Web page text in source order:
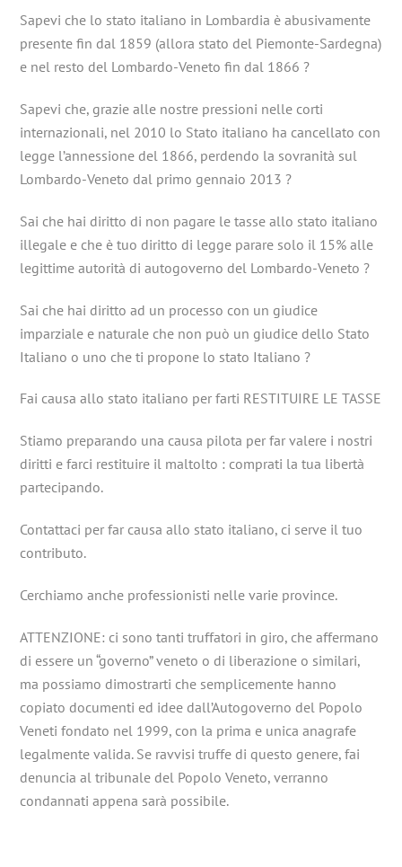
Sapevi che lo stato italiano in Lombardia è abusivamente
presente fin dal 1859 (allora stato del Piemonte-Sardegna)
e nel resto del Lombardo-Veneto fin dal 1866 ?
Sapevi che, grazie alle nostre pressioni nelle corti
internazionali, nel 2010 lo Stato italiano ha cancellato con
legge l’annessione del 1866, perdendo la sovranità sul
Lombardo-Veneto dal primo gennaio 2013 ?
Sai che hai diritto di non pagare le tasse allo stato italiano
illegale e che è tuo diritto di legge parare solo il 15% alle
legittime autorità di autogoverno del Lombardo-Veneto ?
Sai che hai diritto ad un processo con un giudice
imparziale e naturale che non può un giudice dello Stato
Italiano o uno che ti propone lo stato Italiano ?
Fai causa allo stato italiano per farti RESTITUIRE LE TASSE
Stiamo preparando una causa pilota per far valere i nostri
diritti e farci restituire il maltolto : comprati la tua libertà
partecipando.
Contattaci per far causa allo stato italiano, ci serve il tuo
contributo.
Cerchiamo anche professionisti nelle varie province.
ATTENZIONE: ci sono tanti truffatori in giro, che affermano
di essere un “governo” veneto o di liberazione o similari,
ma possiamo dimostrarti che semplicemente hanno
copiato documenti ed idee dall’Autogoverno del Popolo
Veneti fondato nel 1999, con la prima e unica anagrafe
legalmente valida. Se ravvisi truffe di questo genere, fai
denuncia al tribunale del Popolo Veneto, verranno
condannati appena sarà possibile.